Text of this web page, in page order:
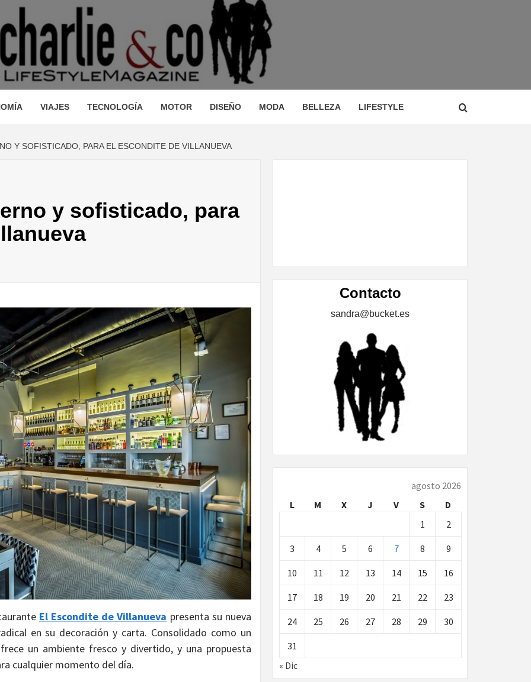
DE
OCIO,
MOTOR,
VIAJES, MOTOR, TECNOLOGÍA, DISEÑO…
VIAJES TECNOLOGÍA MOTOR DISEÑO MODA BELLEZA LIFESTYLE
Y SOFISTICADO, PARA EL ESCONDITE DE VILLANUEVA
y sofisticado, para
El Escondite de Villanueva presenta su nueva
en su decoración y carta. Consolidado como un
un ambiente fresco y divertido, y una propuesta
cualquier momento del día.
Contacto
sandra@bucket.es
agosto 2026
L
M X J V S
D
1
2
3 4 5 6 7 8 9
10 11 12 13 14 15 16
17 18 19 20 21 22 23
24 25 26 27 28 29 30
31
« Dic